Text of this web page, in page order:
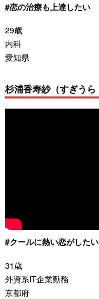
#恋の治療も上達したい
29歳
内科
愛知県
杉浦香寿紗（すぎう
#クールに熱い恋がした
31歳
外資系IT企業勤務
京都府